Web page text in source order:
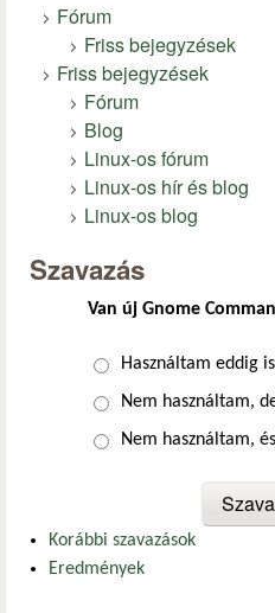
Fórum
Friss bejegyzések
Friss bejegyzések
Fórum
Blog
Linux-os fórum
Linux-os hír és blog
Linux-os blog
Szavazás
Van új Gnome
Választások
Használtam eddig
Nem használtam,
Nem használtam,
Korábbi szavazások
Eredmények